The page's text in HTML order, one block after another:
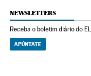
NEWSLETTERS
Receba o boletim diário do
APÚNTATE